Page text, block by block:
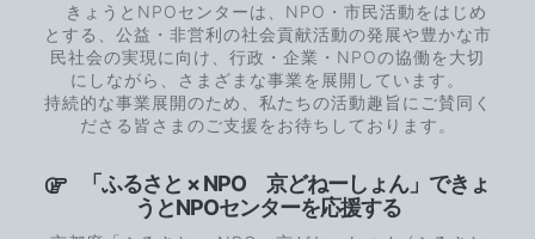
きょうとNPOセンターは、NPO・市民活動をはじめ
とする、公益・非営利の社会貢献活動の発展や豊かな市
民社会の実現に向け、行政・企業・NPOの協働を大切
にしながら、さまざまな事業を展開しています。
持続的な事業展開のため、私たちの活動趣旨にご賛同く
ださる皆さまのご支援をお待ちしております。
「ふるさと × NPO 京どねーしょん」できょ
うとNPOセンターを応援する